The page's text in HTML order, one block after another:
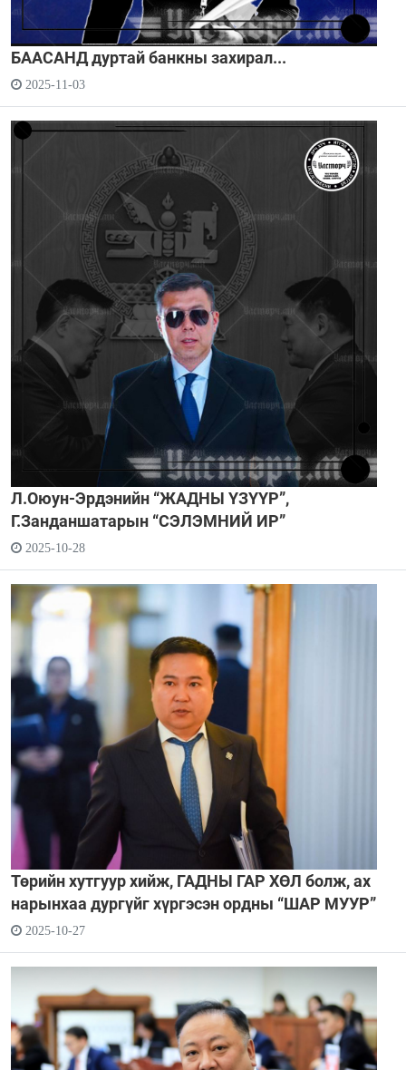
БААСАНД дуртай банкны захирал...
2025-11-03
Л.Оюун-Эрдэнийн “ЖАДНЫ ҮЗҮҮР”,
Г.Занданшатарын “СЭЛЭМНИЙ ИР”
2025-10-28
Төрийн хутгуур хийж, ГАДНЫ ГАР ХӨЛ болж, ах
нарынхаа дургүйг хүргэсэн ордны “ШАР МУУР”
2025-10-27